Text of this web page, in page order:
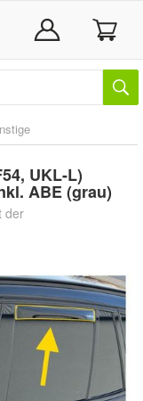
UKL-L)
ABE (grau)
der